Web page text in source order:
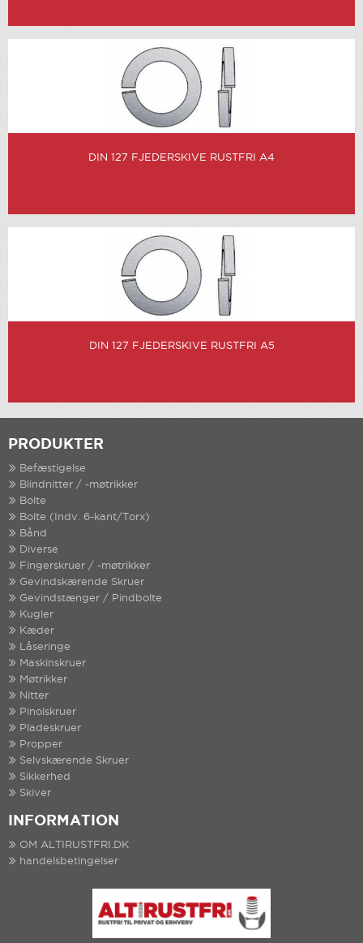
DIN 127 FJEDERSKIVE RUSTFRI A4
DIN 127 FJEDERSKIVE RUSTFRI A5
PRODUKTER
Befæstigelse
Blindnitter / -møtrikker
Bolte
Bolte (Indv. 6-kant/Torx)
Bånd
Diverse
Fingerskruer / -møtrikker
Gevindskærende Skruer
Gevindstænger / Pindbolte
Kugler
Kæder
Låseringe
Maskinskruer
Møtrikker
Nitter
Pinolskruer
Pladeskruer
Propper
Selvskærende Skruer
Sikkerhed
Skiver
INFORMATION
OM ALTIRUSTFRI.DK
handelsbetingelser